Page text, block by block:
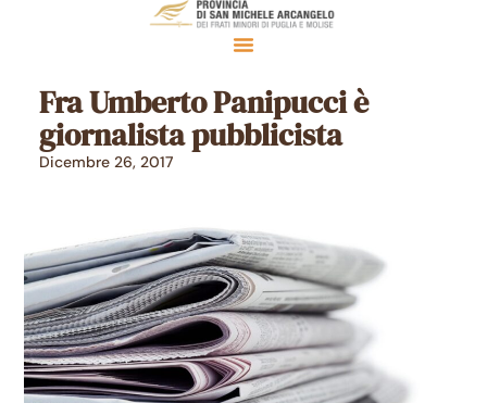
Fra Umberto Panipucci è
giornalista pubblicista
Dicembre 26, 2017